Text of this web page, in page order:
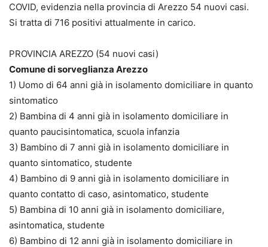
COVID, evidenzia nella provincia di Arezzo 54 nuovi casi.
Si tratta di 716 positivi attualmente in carico.
PROVINCIA AREZZO (54 nuovi casi)
Comune di sorveglianza Arezzo
1) Uomo di 64 anni già in isolamento domiciliare in quanto
sintomatico
2) Bambina di 4 anni già in isolamento domiciliare in
quanto paucisintomatica, scuola infanzia
3) Bambino di 7 anni già in isolamento domiciliare in
quanto sintomatico, studente
4) Bambino di 9 anni già in isolamento domiciliare in
quanto contatto di caso, asintomatico, studente
5) Bambina di 10 anni già in isolamento domiciliare,
asintomatica, studente
6) Bambino di 12 anni già in isolamento domiciliare in